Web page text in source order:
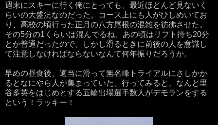
週末にスキーに行く俺にとっても、最近ほとんど見ないく
らいの大盛況なのだった。コース上にも人がひしめいてお
り、高校の頃行った正月の八方尾根の混雑を彷彿させた。
その5分の1くらいは混んでるね。あの頃はリフト待ち20分
とか普通だったので。しかし滑るときに前後の人を意識し
て注意しなければならないなんて何年振りだろうか。
早めの昼食後、適当に滑って無名峰トライアルにさしかか
るとなにやら人が集まっていた。行ってみると、なんと里
谷多英をはじめとする五輪出場選手数人がデモランをする
という！ラッキー！